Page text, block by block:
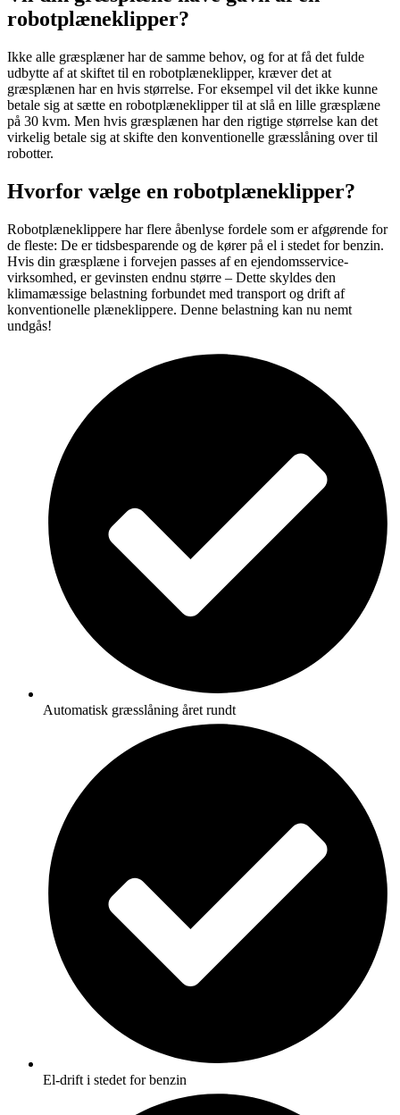
robotplæneklipper?
Ikke alle græsplæner har de samme behov, og for at få det fulde
udbytte af at skiftet til en robotplæneklipper, kræver det at
græsplænen har en hvis størrelse. For eksempel vil det ikke kunne
betale sig at sætte en robotplæneklipper til at slå en lille græsplæne
på 30 kvm. Men hvis græsplænen har den rigtige størrelse kan det
virkelig betale sig at skifte den konventionelle græsslåning over til
robotter.
Hvorfor vælge en robotplæneklipper?
Robotplæneklippere har flere åbenlyse fordele som er afgørende for
de fleste: De er tidsbesparende og de kører på el i stedet for benzin.
Hvis din græsplæne i forvejen passes af en ejendomsservice-
virksomhed, er gevinsten endnu større – Dette skyldes den
klimamæssige belastning forbundet med transport og drift af
konventionelle plæneklippere. Denne belastning kan nu nemt
undgås!
Automatisk græsslåning året rundt
El-drift i stedet for benzin